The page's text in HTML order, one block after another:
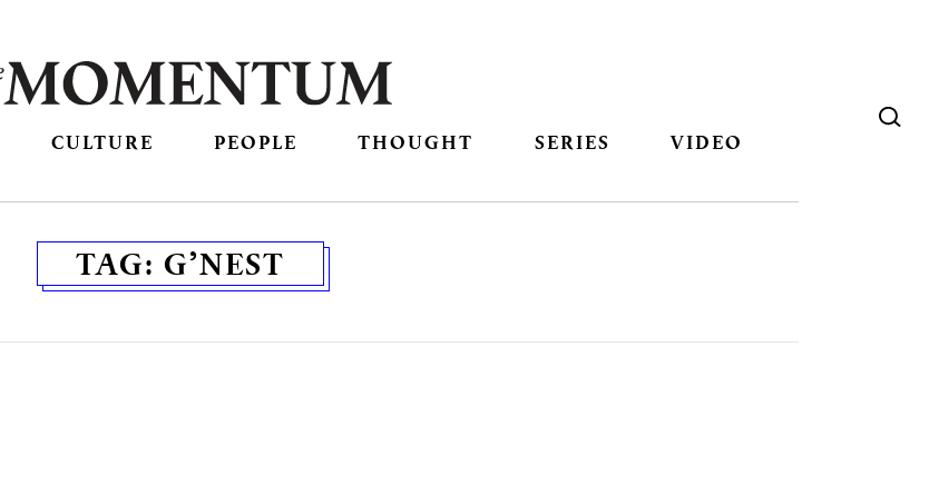
CULTURE PEOPLE THOUGHT SERIES VIDEO
TAG: G’NEST